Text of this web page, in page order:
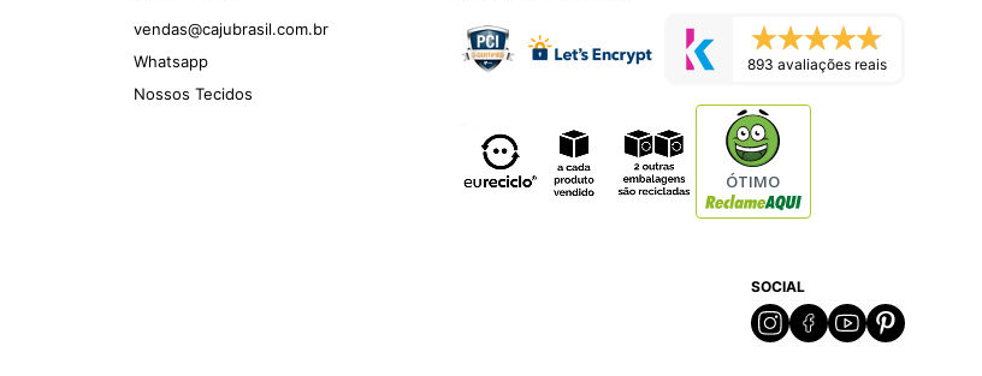
vendas@cajubrasil.com.br
Whatsapp
Nossos Tecidos
893 avaliações reais
ÓTIMO
SOCIAL